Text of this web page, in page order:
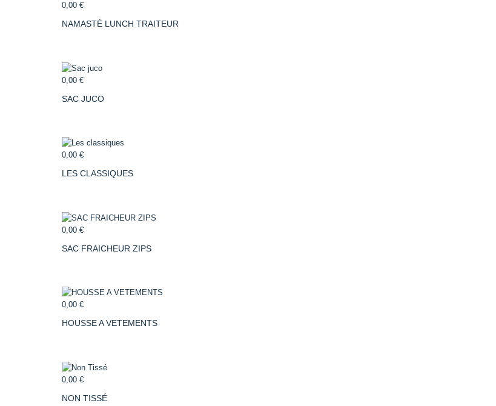
0,00 €
NAMASTÉ LUNCH TRAITEUR
0,00 €
SAC JUCO
0,00 €
LES CLASSIQUES
0,00 €
SAC FRAICHEUR ZIPS
0,00 €
HOUSSE A VETEMENTS
0,00 €
NON TISSÉ